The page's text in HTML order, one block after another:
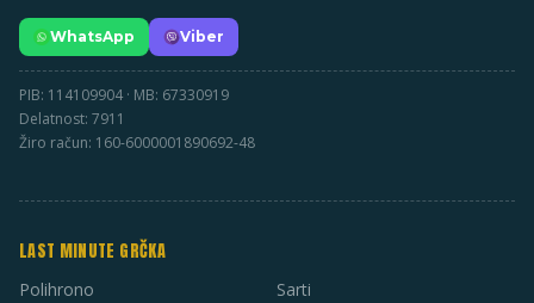
WhatsApp Viber
PIB: 114109904 · MB: 67330919
Delatnost: 7911
Žiro račun: 160-6000001890692-48
LAST MINUTE GRČKA
Polihrono
Sarti